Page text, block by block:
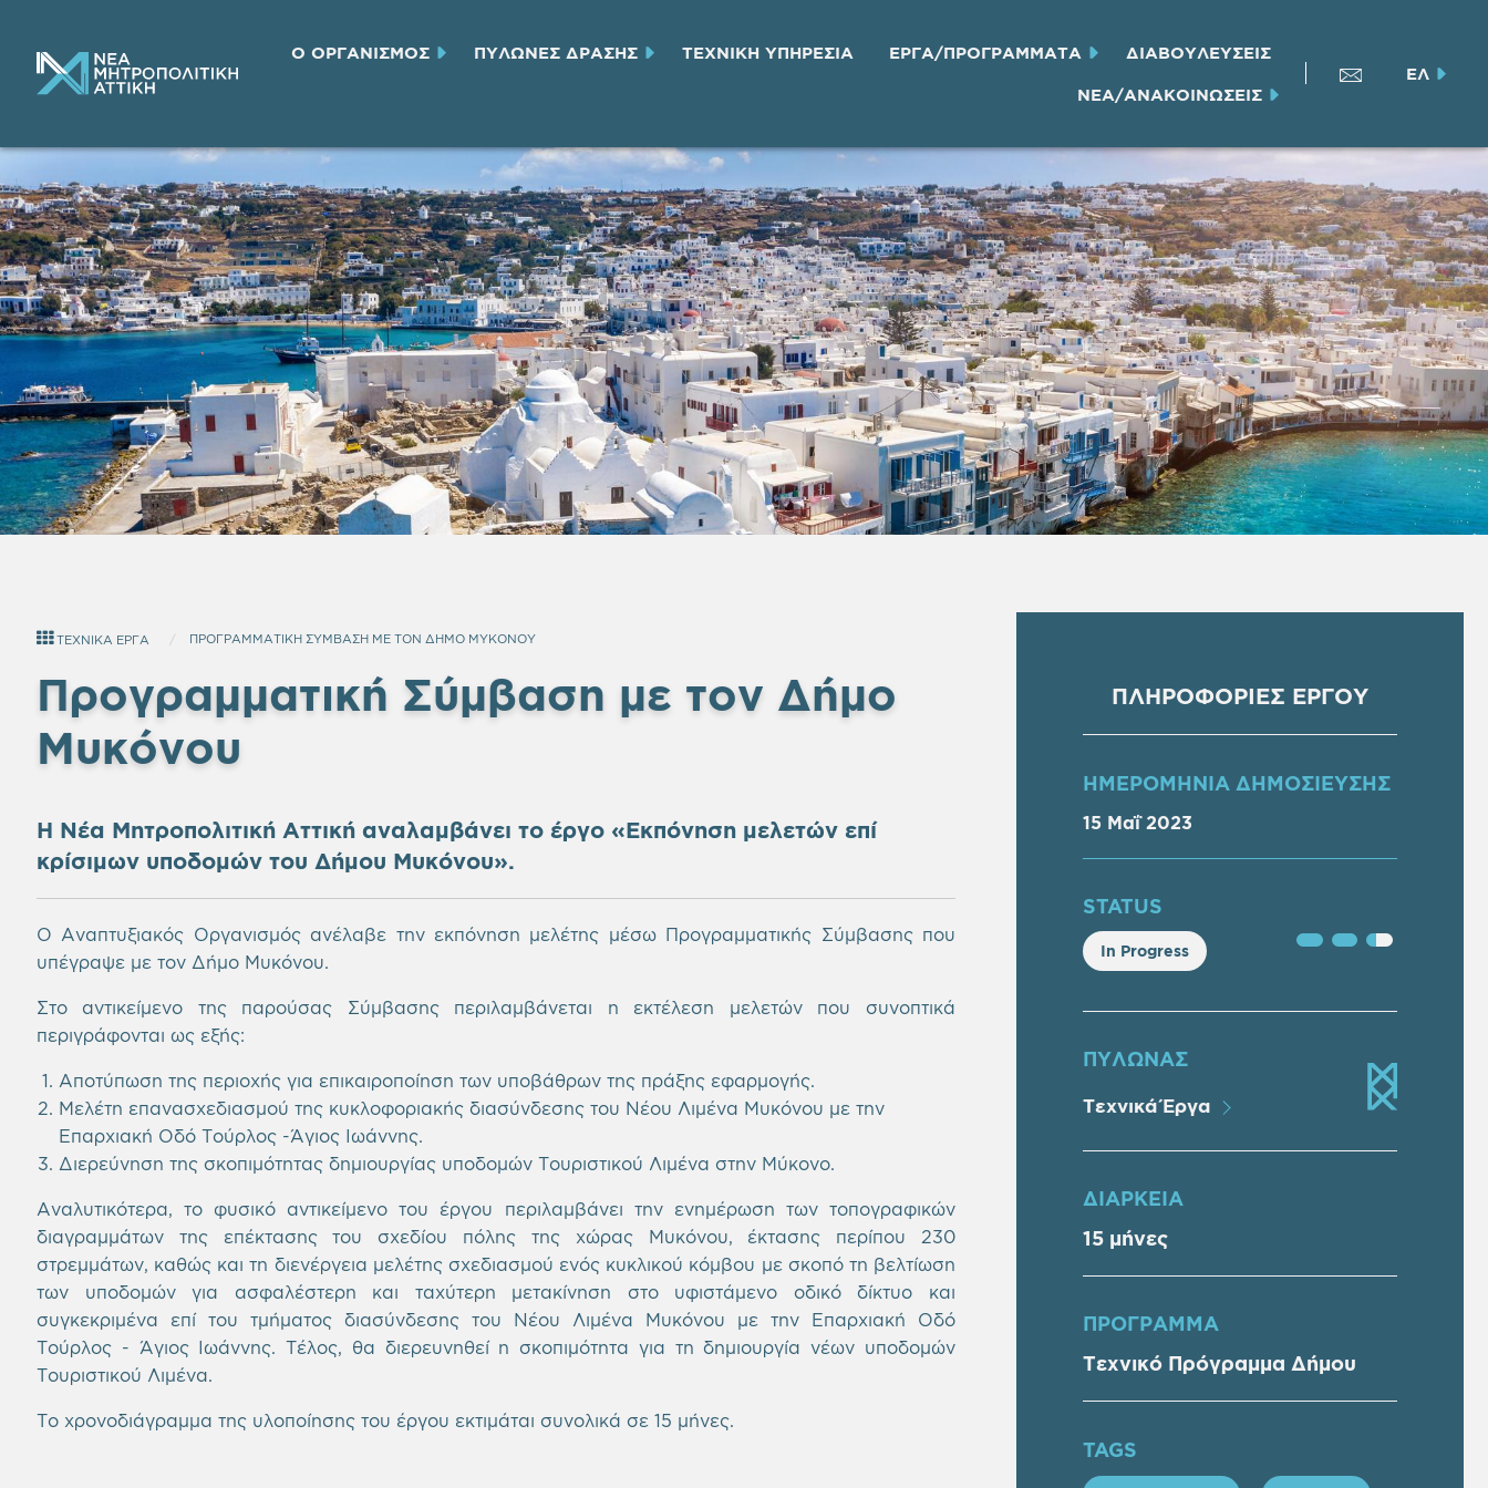
Ο ΟΡΓΑΝΙΣΜΟΣ ΠΥΛΩΝΕΣ ΔΡΑΣΗΣ ΤΕΧΝΙΚH ΥΠΗΡΕΣΙA ΕΡΓΑ/ΠΡΟΓΡΑΜΜΑΤΑ ΔΙΑΒΟΥΛΕΥΣΕΙΣ
ΝΕΑ/ΑΝΑΚΟΙΝΩΣΕΙΣ
ΕΛ
ΤΕΧΝΙΚΑ ΕΡΓΑ ΠΡΟΓΡΑΜΜΑΤΙΚΗ ΣΥΜΒΑΣΗ ΜΕ ΤΟΝ ΔΗΜΟ ΜΥΚΟΝΟΥ
Προγραμματική Σύμβαση με τον Δήμο
Μυκόνου
Η Νέα Μητροπολιτική Αττική αναλαμβάνει το έργο «Εκπόνηση μελετών επί
κρίσιμων υποδομών του Δήμου Μυκόνου».
Ο Αναπτυξιακός Οργανισμός ανέλαβε την εκπόνηση μελέτης μέσω Προγραμματικής Σύμβασης που
υπέγραψε με τον Δήμο Μυκόνου.
Στο αντικείμενο της παρούσας Σύμβασης περιλαμβάνεται η εκτέλεση μελετών που συνοπτικά
περιγράφονται ως εξής:
Αποτύπωση της περιοχής για επικαιροποίηση των υποβάθρων της πράξης εφαρμογής.
Μελέτη επανασχεδιασμού της κυκλοφοριακής διασύνδεσης του Νέου Λιμένα Μυκόνου με την
Επαρχιακή Οδό Τούρλος -Άγιος Ιωάννης.
Διερεύνηση της σκοπιμότητας δημιουργίας υποδομών Τουριστικού Λιμένα στην Μύκονο.
Αναλυτικότερα, το φυσικό αντικείμενο του έργου περιλαμβάνει την ενημέρωση των τοπογραφικών
διαγραμμάτων της επέκτασης του σχεδίου πόλης της χώρας Μυκόνου, έκτασης περίπου 230
στρεμμάτων, καθώς και τη διενέργεια μελέτης σχεδιασμού ενός κυκλικού κόμβου με σκοπό τη βελτίωση
των υποδομών για ασφαλέστερη και ταχύτερη μετακίνηση στο υφιστάμενο οδικό δίκτυο και
συγκεκριμένα επί του τμήματος διασύνδεσης του Νέου Λιμένα Μυκόνου με την Επαρχιακή Οδό
Τούρλος - Άγιος Ιωάννης. Τέλος, θα διερευνηθεί η σκοπιμότητα για τη δημιουργία νέων υποδομών
Τουριστικού Λιμένα.
Το χρονοδιάγραμμα της υλοποίησης του έργου εκτιμάται συνολικά σε 15 μήνες.
ΠΛΗΡΟΦΟΡΙΕΣ ΕΡΓΟΥ
ΗΜΕΡΟΜΗΝΙΑ ΔΗΜΟΣΙΕΥΣΗΣ
15 Μαΐ 2023
STATUS
In Progress
ΠΥΛΩΝΑΣ
Τεχνικά Έργα
ΔΙΑΡΚΕΙΑ
15 μήνες
ΠΡOΓΡΑΜΜΑ
Τεχνικό Πρόγραμμα Δήμου
TAGS